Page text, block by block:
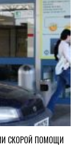
СКОРОЙ ПОМОЩИ